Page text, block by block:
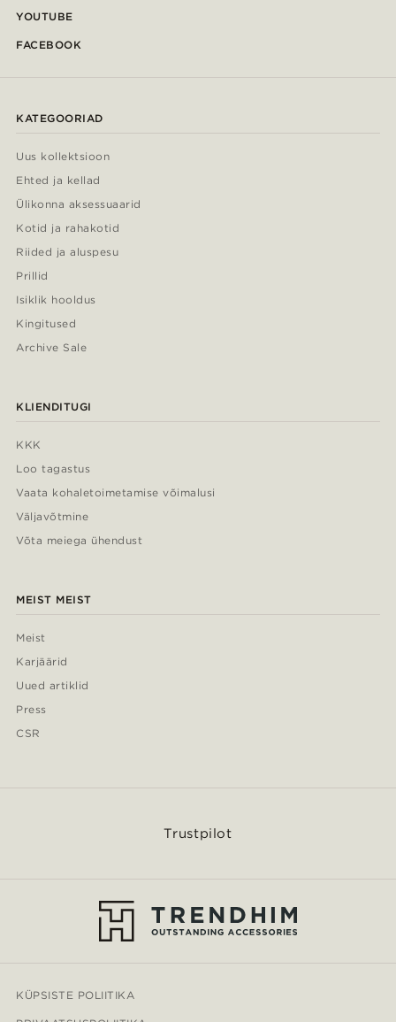
YOUTUBE
FACEBOOK
KATEGOORIAD
Uus kollektsioon
Ehted ja kellad
Ülikonna aksessuaarid
Kotid ja rahakotid
Riided ja aluspesu
Prillid
Isiklik hooldus
Kingitused
Archive Sale
KLIENDITUGI
KKK
Loo tagastus
Vaata kohaletoimetamise võimalusi
Väljavõtmine
Võta meiega ühendust
MEIST MEIST
Meist
Karjäärid
Uued artiklid
Press
CSR
Trustpilot
KÜPSISTE POLIITIKA